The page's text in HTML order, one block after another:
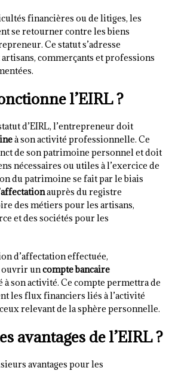
financières ou de litiges, les
se retourner contre les biens
Ce statut s’adresse
commerçants et professions
l’EIRL ?
d’EIRL, l’entrepreneur doit
à son activité professionnelle. Ce
de son patrimoine personnel et doit
nécessaires ou utiles à l’exercice de
du patrimoine se fait par le biais
auprès du registre
des métiers pour les artisans,
et des sociétés pour les
d’affectation effectuée,
ouvrir uncompte bancaire
à son activité. Ce compte permettra de
les flux financiers liés à l’activité
relevant de la sphère personnelle.
avantages de l’EIRL ?
avantages pour les